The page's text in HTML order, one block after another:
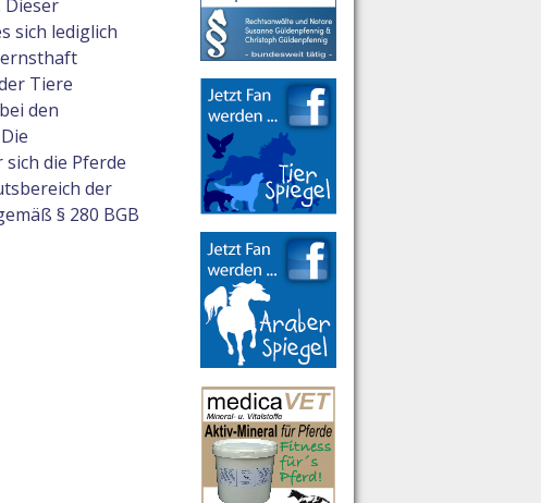
Dieser
sich lediglich
ernsthaft
Tiere
den
die Pferde
der
§ 280 BGB